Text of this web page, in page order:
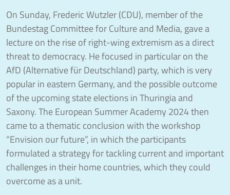
On Sunday, Frederic Wutzler (CDU), member of the
Bundestag Committee for Culture and Media, gave a
lecture on the rise of right-wing extremism as a direct
threat to democracy. He focused in particular on the
AfD (Alternative für Deutschland) party, which is very
popular in eastern Germany, and the possible outcome
of the upcoming state elections in Thuringia and
Saxony. The European Summer Academy 2024 then
came to a thematic conclusion with the workshop
“Envision our future”, in which the participants
formulated a strategy for tackling current and important
challenges in their home countries, which they could
overcome as a unit.